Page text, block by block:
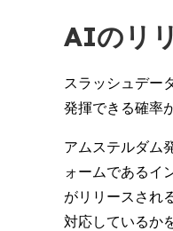
AIのリ
スラッシュデー
発揮できる確率
アムステルダム
ォームであるイ
がリリースされ
対応しているか